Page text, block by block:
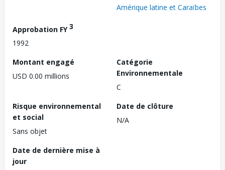
Amérique latine et Caraïbes
Approbation FY3
1992
Montant engagé
USD 0.00 millions
Catégorie
Environnementale
C
Risque environnemental
et social
Sans objet
Date de clôture
N/A
Date de dernière mise à
jour